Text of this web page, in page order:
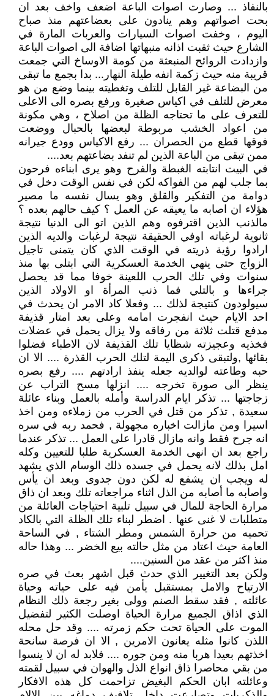
بالنفاذ ... وصارت اصوات الباعة اضعف واخف بعد ان
بحت اصواتهم وهم ينادون على بعضاعتهم منذ صباح
اليوم ، وخفت اصوات السيارات والعربات المارة في
الشارع حيث ثقبت اذانه منبهاتها اضافة الى اصوات الباعة
وازدادت الروائح المنبعثة من كومة الاوساخ التي جمعت
قريبة منه حيث زكمة انفه طيلة النهار... بدا بجمع ما تبقى
من البضاعة غير القابل للتلف وتغطيته بينما وضع من هو
معرض للتلف في اكياس صغيرة ورفع بصره الى الاعلى
للتعرف على ما تحتاجه الظلة من اصلاح ، وهي مكونة
من اعواد الخشب مربوطة لبعضها بالحبال ووضعت
فوقها قطع من الحصران ... رفع الاكياس وودع جيرانه
ممن تبقى من الباعة الذين لم تنفد بضاعتهم بعد....
في البيت انتابته الغبطة والفرح وهو يرى ابناءه فرحون
بما جلب لهم من الفواكه لكن في نفس الوقت دخل في
دوامة من التفكير والقلق وهو يسال نفسه ما مصير
هؤلاء ان اصابه ما يعيقه عن العمل ؟ كيف حالهم بعده ؟
مالذنب الذين اقترفوه وهم الذين اتو الى الدنيا نتيجة
ثانوية لرغباته اوفي الحقيقة نتيجة لرغبات والديه الذين
ارادوا رؤية ذريته في الوقت الذي كان يتمنى تاجيل
الزواج حتى ينهي الخدمة العسكرية التي ابتلى بها منذ
سنوات وفي تلك الحرب اللعينة خوفا مما قد يحصل
جراءها و بالتلي فما ذنب المرأة او الاولاد الذين
سيولودون كنتيجة لذلك ... وفعلا كاد الامر ان يحدث في
احد الايام حيث انفجرت امامه وعلى بعد امتار قذيفة
مدفع قتلت ثلاثة من رفاقه ولا يزال يحمل في عضلات
فخذيه وعجيزته شظايا تلك القذيفة لان الاطباء فضلوا
بقائها ,ولتبقى ذكرى اليمة لتلك الحرب القذرة .... الا ان
حبه وطاعته لوالديه جعله ينفذ ارادتهم .... رفع بصره
ينظر الى صورة تخرجه .... انزلها مسح التراب عن
زجاجتها ... تذكر ايام الدراسة وأمله بالعمل وبناء عائلة
سعيدة , تذكر من قتل في الحرب من زملاءه ومن اخذ
اسيرا ومن مازالت اخباره مجهولة , فحمد ربه في سره
انه جرح فقط وانه مازال قادرا على العمل ... تذكر عندما
راجع بعد ان انهى الخدمة العسكرية طلبا للتعيين وكله
امل بذلك لانه يحمل في جسده ذلك الوسام الذي يشهد
له ويجب ان يشفع له لكن دون جدوى وبعد ان يأس
واصابه ما أصابه من الذل اثناء مراجعاته تلك وبعد ان ذاق
مرارة الحاجة للمال في سبيل تلبية احتياجات العائلة من
متطلبات لا غنى عنها . اضطر لبناء تلك الظلة التي بالكاد
تحميه من حرارة الشمس ومطر الشتاء , في الساحة
العامة حيث اعتاد من مثل حالته بيع الخضر ... وهذا حاله
منذ اكثر من عقد من السنين....
ولكن بعد التغيير الذي حدث قبل اشهر بعث في صره
الارتياح والامل بمستقبل يأمن فيه على حياته وحياة
عائلته , فقد سقط الصنم وولى بغير رجعة ذلك النظام
الذي اذاق الجميع مرارة الحياة اوصلت الكثير لتفضيل
الموت على الحياة تحت حكم زمرته .... وقد حل محله
اللذن كانوا مثله يعانون الامرين , الا ان فرصة سانحة
اخذتهم بعيدا هربا منه ومن جوره .... فلابد له ان لا ينسوا
من بقي محاصرا ذاق انواع الذل والهوان في سبيل لقمته
وعائلته ابان الحكم البغيض تزاحمت كل هذه الافكار